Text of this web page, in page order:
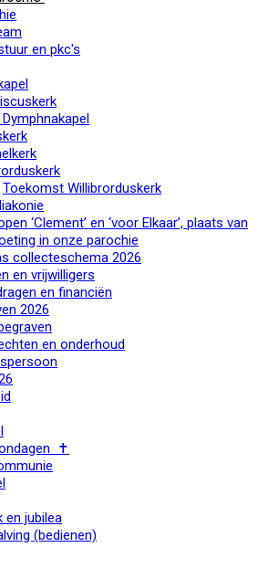
en pkc's
Toekomst Willibrorduskerk
‘Clement’ en ‘voor Elkaar’, plaats van
in onze parochie
collecteschema 2026
en vrijwilligers
en financiën
2026
en onderhoud
✝
en jubilea
(bedienen)